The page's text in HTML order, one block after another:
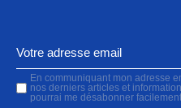
En communiquant mon adresse
nos derniers articles et
pourrai me désabonner